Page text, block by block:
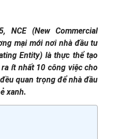
NCE (New Commercial
mại mới nơi nhà đầu tư
Entity) là thực thể tạo
ít nhất 10 công việc cho
quan trọng để nhà đầu
xanh.